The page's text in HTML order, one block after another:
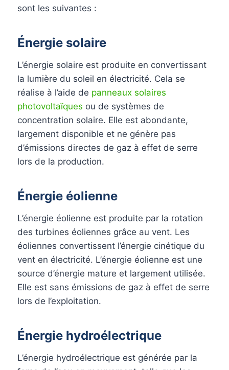
sont les suivantes :
Énergie solaire
L’énergie solaire est produite en convertissant
la lumière du soleil en électricité. Cela se
réalise à l’aide de panneaux solaires
photovoltaïques ou de systèmes de
concentration solaire. Elle est abondante,
largement disponible et ne génère pas
d’émissions directes de gaz à effet de serre
lors de la production.
Énergie éolienne
L’énergie éolienne est produite par la rotation
des turbines éoliennes grâce au vent. Les
éoliennes convertissent l’énergie cinétique du
vent en électricité. L’énergie éolienne est une
source d’énergie mature et largement utilisée.
Elle est sans émissions de gaz à effet de serre
lors de l’exploitation.
Énergie hydroélectrique
L’énergie hydroélectrique est générée par la